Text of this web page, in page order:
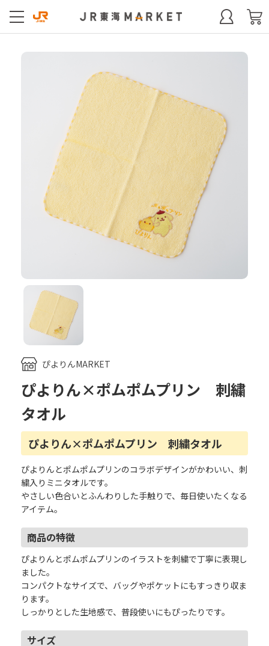
ぴよりんMARKET
ぴよりん×ポムポムプリン 刺繍
タオル
ぴよりん×ポムポムプリン 刺繍タオル
ぴよりんとポムポムプリンのコラボデザインがかわいい、刺
繍入りミニタオルです。
やさしい色合いとふんわりした手触りで、毎日使いたくなる
アイテム。
商品の特徴
ぴよりんとポムポムプリンのイラストを刺繍で丁寧に表現し
ました。
コンパクトなサイズで、バッグやポケットにもすっきり収ま
ります。
しっかりとした生地感で、普段使いにもぴったりです。
サイズ